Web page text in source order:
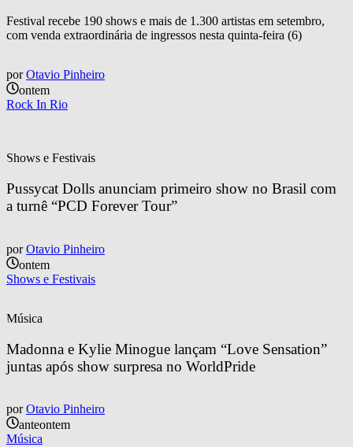
Festival recebe 190 shows e mais de 1.300 artistas em setembro,
com venda extraordinária de ingressos nesta quinta-feira (6)
por Otavio Pinheiro
ontem
Rock In Rio
Shows e Festivais
Pussycat Dolls anunciam primeiro show no Brasil com
a turnê “PCD Forever Tour”
por Otavio Pinheiro
ontem
Shows e Festivais
Música
Madonna e Kylie Minogue lançam “Love Sensation”
juntas após show surpresa no WorldPride
por Otavio Pinheiro
anteontem
Música